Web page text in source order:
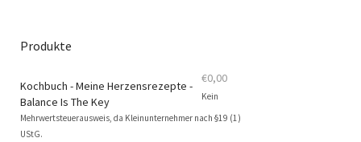
Produkte
Kochbuch - Meine Herzensrezepte -
Balance Is The Key
€0,00
Kein
Mehrwertsteuerausweis, da Kleinunternehmer nach §19 (1)
UStG.